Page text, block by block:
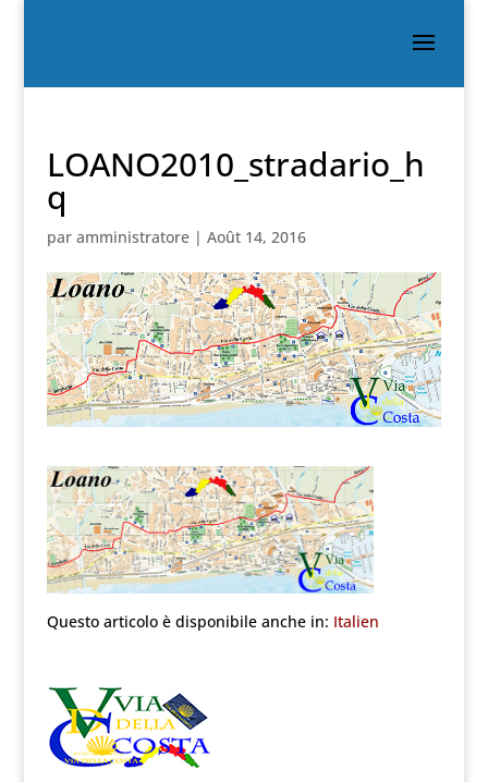
LOANO2010_stradario_h
q
par amministratore| Août 14, 2016
Questo articolo è disponibile anche in: Italien